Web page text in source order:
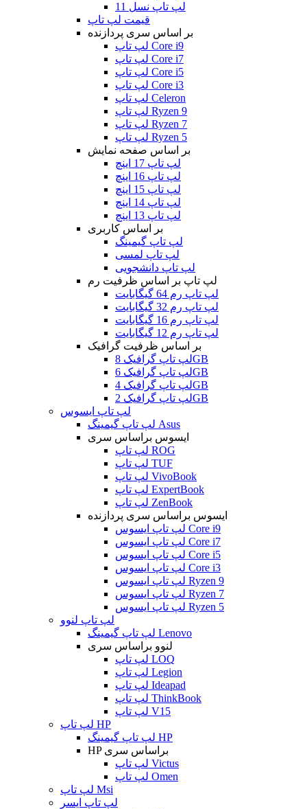
لپ تاپ نسل 11
قیمت لپ تاپ
بر اساس سری پردازنده
لپ تاپ Core i9
لپ تاپ Core i7
لپ تاپ Core i5
لپ تاپ Core i3
لپ تاپ Celeron
لپ تاپ Ryzen 9
لپ تاپ Ryzen 7
لپ تاپ Ryzen 5
بر اساس صفحه نمایش
لپ تاپ 17 اینچ
لپ تاپ 16 اینچ
لپ تاپ 15 اینچ
لپ تاپ 14 اینچ
لپ تاپ 13 اینچ
بر اساس کاربری
لپ تاپ گیمینگ
لپ تاپ لمسی
لپ تاپ دانشجویی
لپ تاپ بر اساس ظرفیت رم
لپ تاپ رم 64 گیگابایت
لپ تاپ رم 32 گیگابایت
لپ تاپ رم 16 گیگابایت
لپ تاپ رم 12 گیگابایت
بر اساس ظرفیت گرافیک
لپ تاپ گرافیک 8GB
لپ تاپ گرافیک 6GB
لپ تاپ گرافیک 4GB
لپ تاپ گرافیک 2GB
لپ تاپ ایسوس
لپ تاپ گیمینگ Asus
ایسوس براساس سری
لپ تاپ ROG
لپ تاپ TUF
لپ تاپ VivoBook
لپ تاپ ExpertBook
لپ تاپ ZenBook
ایسوس براساس سری پردازنده
لپ تاپ ایسوس Core i9
لپ تاپ ایسوس Core i7
لپ تاپ ایسوس Core i5
لپ تاپ ایسوس Core i3
لپ تاپ ایسوس Ryzen 9
لپ تاپ ایسوس Ryzen 7
لپ تاپ ایسوس Ryzen 5
لپ تاپ لنوو
لپ تاپ گیمینگ Lenovo
لنوو براساس سری
لپ تاپ LOQ
لپ تاپ Legion
لپ تاپ Ideapad
لپ تاپ ThinkBook
لپ تاپ V15
لپ تاپ HP
لپ تاپ گیمینگ HP
HP براساس سری
لپ تاپ Victus
لپ تاپ Omen
لپ تاپ Msi
لپ تاپ ایسر